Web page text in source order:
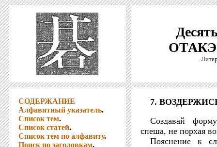
ОТАКЭ
СОДЕРЖАНИЕ
Алфавитный указатель.
Список тем.
Список статей.
Список тем по алфавиту.
Поиск по заголовкам.
7.
Создавай
спеша, не порхая
Пояснение к